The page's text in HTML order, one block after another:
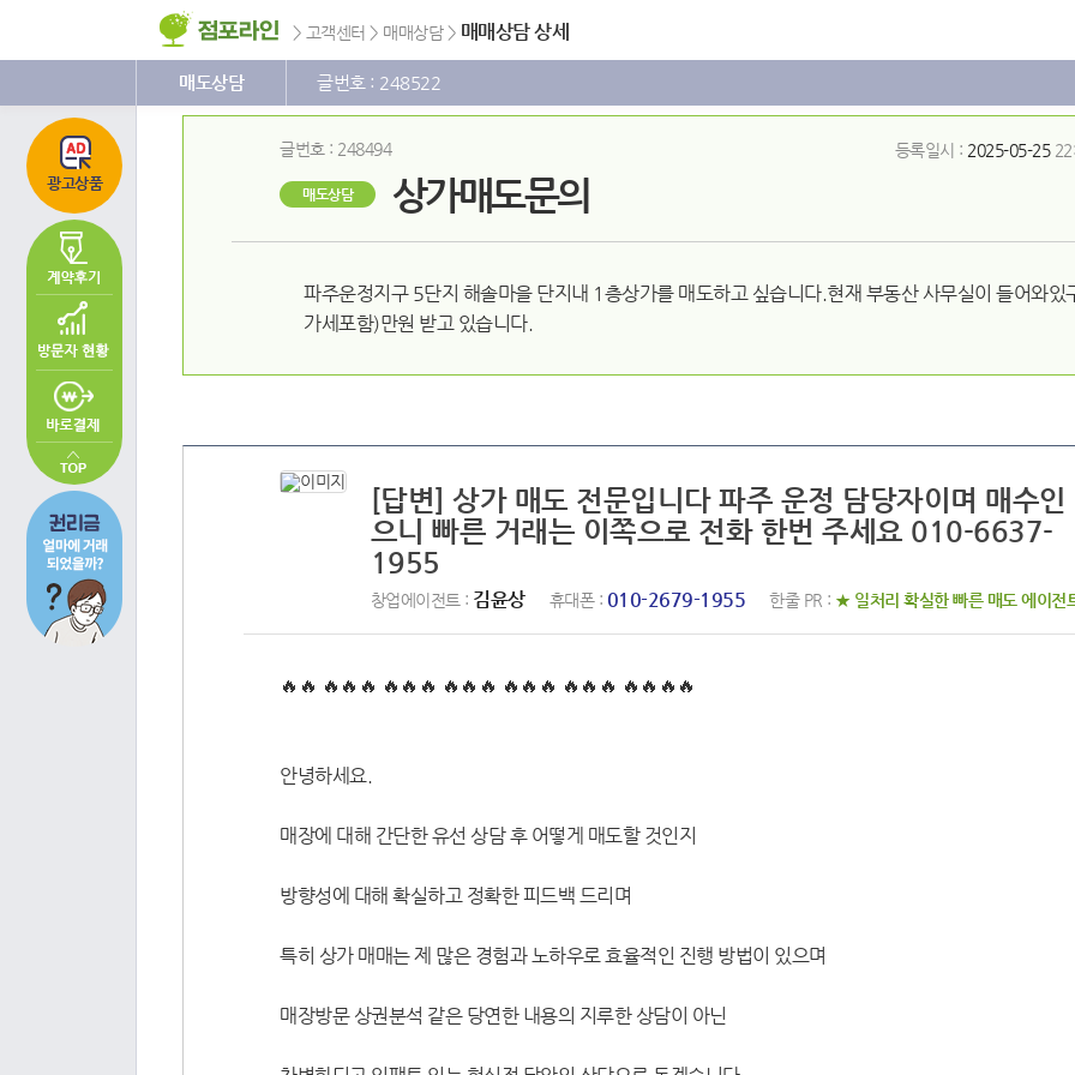
바
기
로
뉴
가
> 고객센터 > 매매상담 > 매매상담 상세
매도상담 글번호 : 248522
광고상품
글번호 : 248494 등록일시 : 2025-05-25
매도상담 상가매도문의
파주운정지구 5단지 해솔마을 단지내 1층상가를 매도하고 싶습니다.현재 부동산 사무실이 들어와
가세포함)만원 받고 있습니다.
[답변] 상가 매도 전문입니다 파주 운정 담당자이며 매수인
으니 빠른 거래는 이쪽으로 전화 한번 주세요 010-6637-
1955
창업에이전트 : 김윤상 휴대폰 : 010-2679-1955 한줄 PR : ★ 일처리 확실한 빠른 매도 에이전
🔥🔥 🔥🔥🔥 🔥🔥🔥 🔥🔥🔥 🔥🔥🔥 🔥🔥🔥 🔥🔥🔥🔥
안녕하세요.
매장에 대해 간단한 유선 상담 후 어떻게 매도할 것인지
방향성에 대해 확실하고 정확한 피드백 드리며
특히 상가 매매는 제 많은 경험과 노하우로 효율적인 진행 방법이 있으며
매장방문 상권분석 같은 당연한 내용의 지루한 상담이 아닌